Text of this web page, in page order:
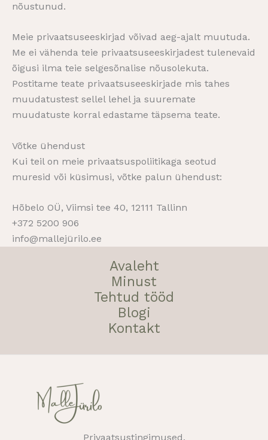
nõustunud.
Meie privaatsuseeskirjad võivad aeg-ajalt muutuda.
Me ei vähenda teie privaatsuseeskirjadest tulenevaid
õigusi ilma teie selgesõnalise nõusolekuta.
Postitame teate privaatsuseeskirjade mis tahes
muudatustest sellel lehel ja suuremate
muudatuste korral edastame täpsema teate.
Võtke ühendust
Kui teil on meie privaatsuspoliitikaga seotud
muresid või küsimusi, võtke palun ühendust:
Hõbelo OÜ, Viimsi tee 40, 12111 Tallinn
+372 5200 906
info@mallejürilo.ee
Avaleht
Minust
Tehtud tööd
Blogi
Kontakt
Privaatsustingimused.